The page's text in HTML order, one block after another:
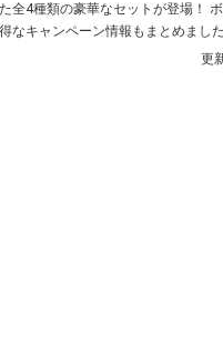
全4種類の豪華なセットが登場！ ボ
なキャンペーン情報もまとめまし
更